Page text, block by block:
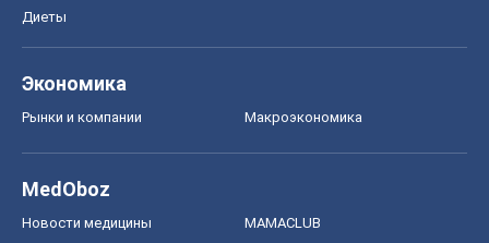
Диеты
Экономика
Рынки и компании Mакроэкономика
MedOboz
Новости медицины MAMACLUB